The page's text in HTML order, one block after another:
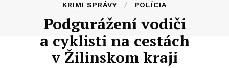
KRIMI SPRÁVY POLÍCIA
Podgurážení vodiči
a cyklisti na cestách
v Žilinskom kraji